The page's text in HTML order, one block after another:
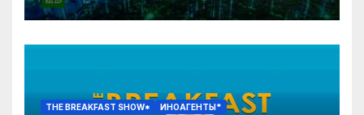
THE BREAKFAST SHOW* ИНОАГЕНТЫ*